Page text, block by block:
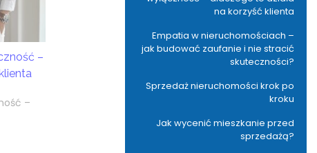
–
–
na korzyść klienta
Empatia w nieruchomościach –
jak budować zaufanie i nie stracić
skuteczności?
Sprzedaż nieruchomości krok po
kroku
Jak wycenić mieszkanie przed
sprzedażą?